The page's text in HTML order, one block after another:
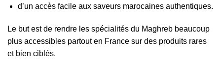
d’un accès facile aux saveurs marocaines authentiques.
Le but est de rendre les spécialités du Maghreb beaucoup
plus accessibles partout en France sur des produits rares
et bien ciblés.